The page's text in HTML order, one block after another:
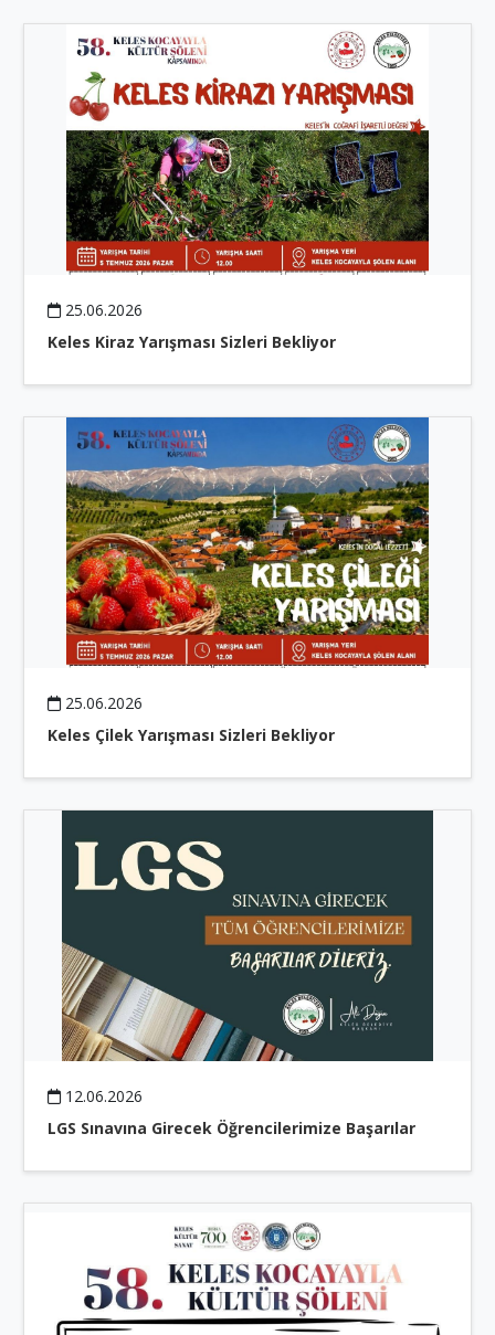
25.06.2026
Keles Kiraz Yarışması Sizleri Bekliyor
25.06.2026
Keles Çilek Yarışması Sizleri Bekliyor
12.06.2026
LGS Sınavına Girecek Öğrencilerimize Başarılar